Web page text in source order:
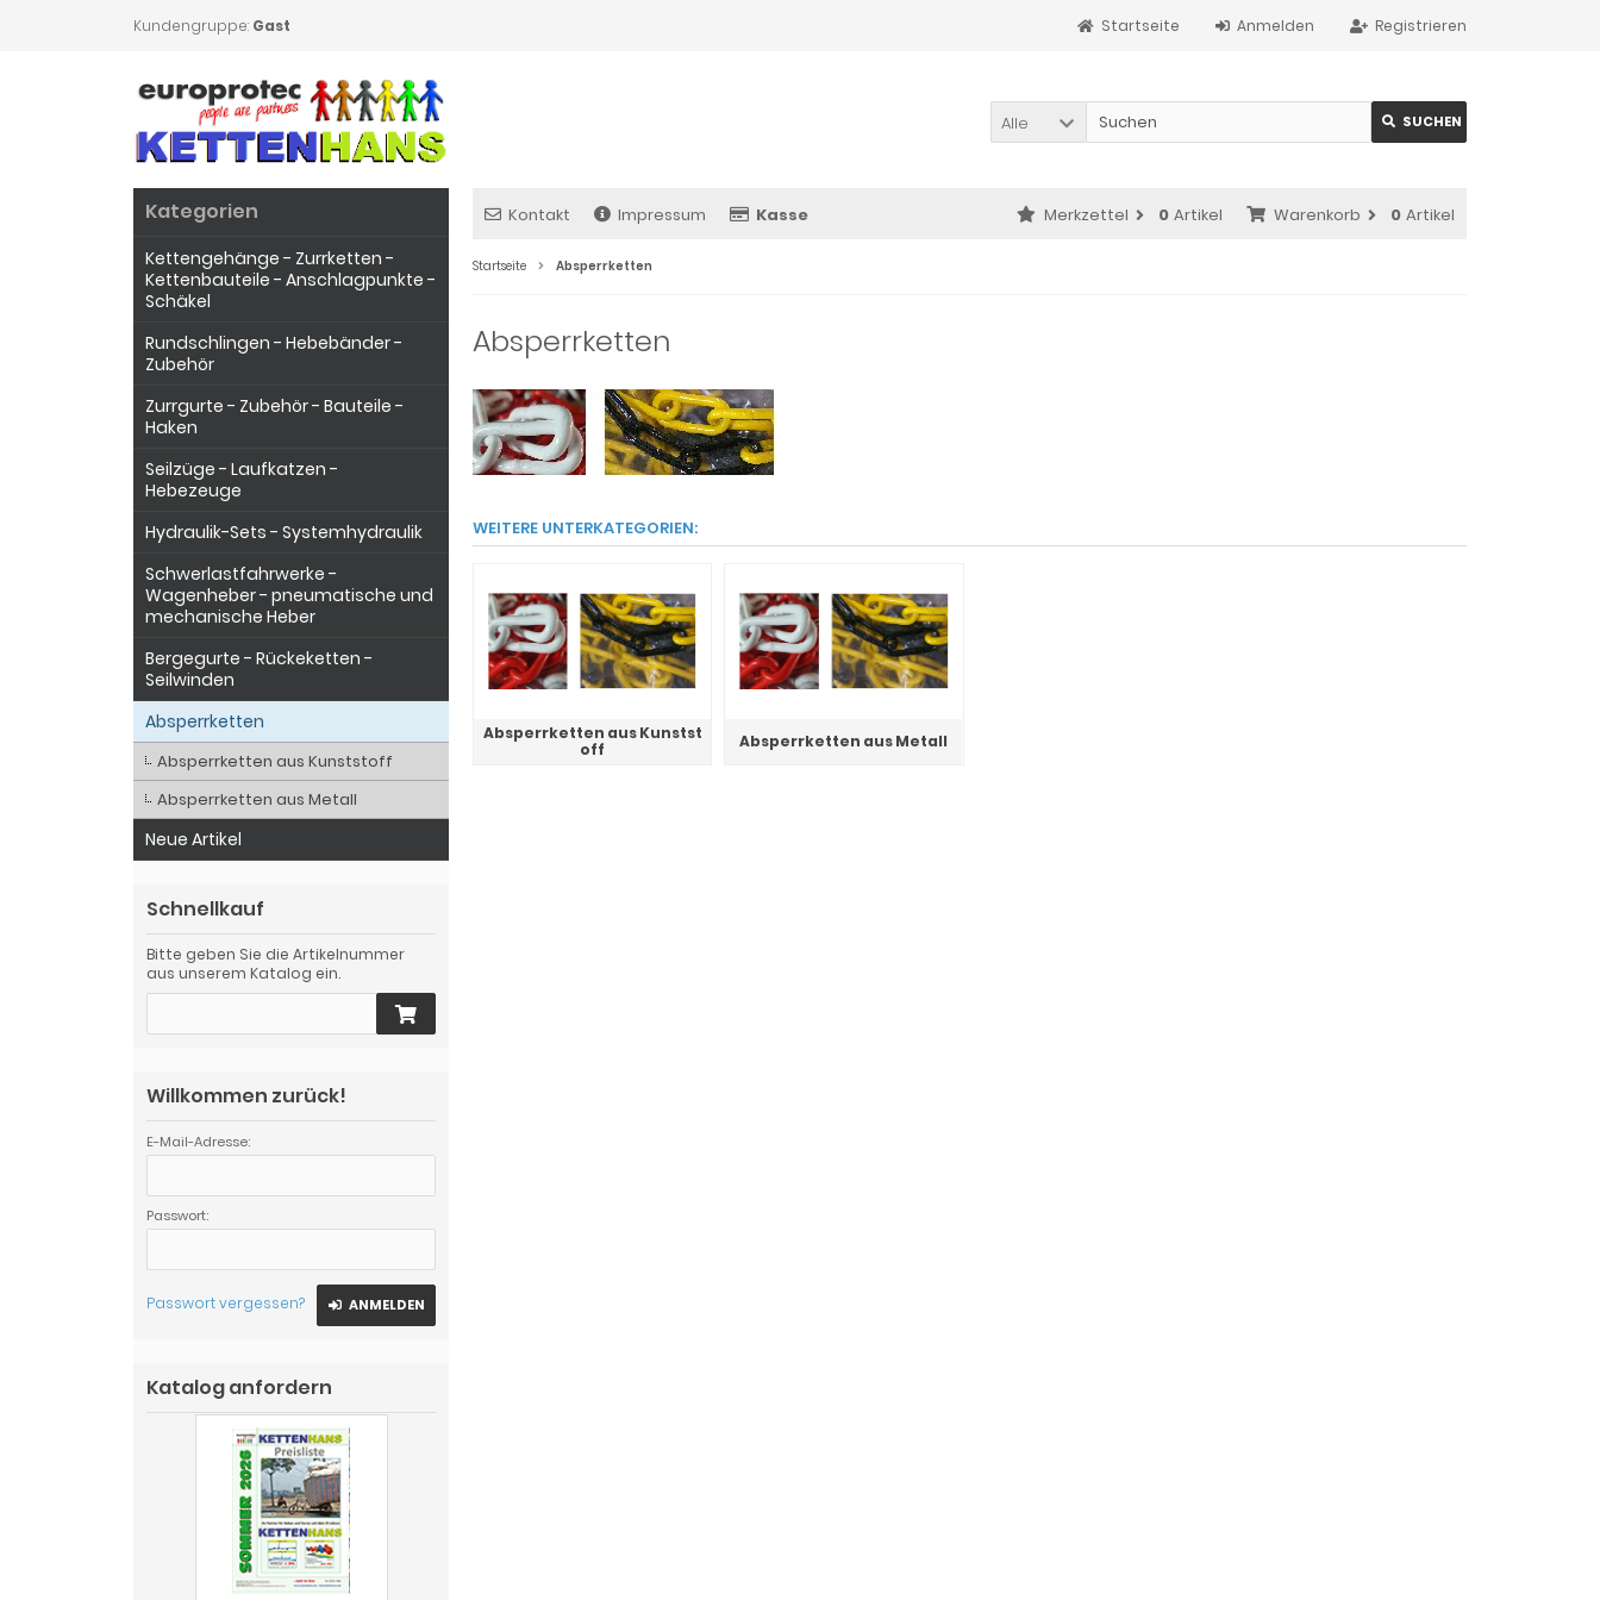
Kundengruppe: Gast Registrieren
Anmelden
Startseite
Alle SUCHEN
Kontakt Impressum Kasse Warenkorb 0 Artikel
Merkzettel 0 Artikel
Startseite Absperrketten
Absperrketten
WEITERE UNTERKATEGORIEN:
Absperrketten aus Kunstst
off
Absperrketten aus Metall
Kategorien
Kettengehänge - Zurrketten -
Kettenbauteile - Anschlagpunkte -
Schäkel
Rundschlingen - Hebebänder -
Zubehör
Zurrgurte - Zubehör - Bauteile -
Haken
Seilzüge - Laufkatzen -
Hebezeuge
Hydraulik-Sets - Systemhydraulik
Schwerlastfahrwerke -
Wagenheber - pneumatische und
mechanische Heber
Bergegurte - Rückeketten -
Seilwinden
Absperrketten
Absperrketten aus Kunststoff
Absperrketten aus Metall
Neue Artikel
Schnellkauf
Bitte geben Sie die Artikelnummer
aus unserem Katalog ein.
Willkommen zurück!
E-Mail-Adresse:
Passwort:
Passwort vergessen? ANMELDEN
Katalog anfordern